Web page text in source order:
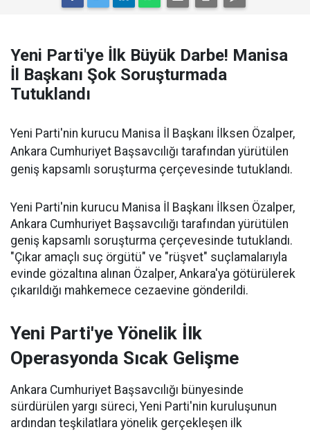
Yeni Parti'ye İlk Büyük Darbe! Manisa
İl Başkanı Şok Soruşturmada
Tutuklandı
Yeni Parti'nin kurucu Manisa İl Başkanı İlksen Özalper,
Ankara Cumhuriyet Başsavcılığı tarafından yürütülen
geniş kapsamlı soruşturma çerçevesinde tutuklandı.
Yeni Parti'nin kurucu Manisa İl Başkanı İlksen Özalper,
Ankara Cumhuriyet Başsavcılığı tarafından yürütülen
geniş kapsamlı soruşturma çerçevesinde tutuklandı.
"Çıkar amaçlı suç örgütü" ve "rüşvet" suçlamalarıyla
evinde gözaltına alınan Özalper, Ankara'ya götürülerek
çıkarıldığı mahkemece cezaevine gönderildi.
Yeni Parti'ye Yönelik İlk
Operasyonda Sıcak Gelişme
Ankara Cumhuriyet Başsavcılığı bünyesinde
sürdürülen yargı süreci, Yeni Parti'nin kuruluşunun
ardından teşkilatlara yönelik gerçekleşen ilk